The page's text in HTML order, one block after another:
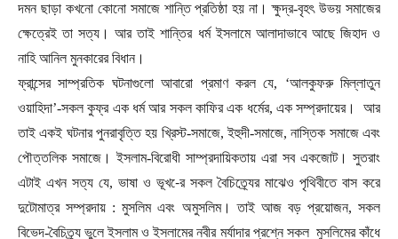
দমন ছাড়া কখনো কোনো সমাজে শান্তি প্রতিষ্ঠা হয় না। ক্ষুদ্র-বৃহৎ উভয় সমাজের
ক্ষেত্রেই তা সত্য। আর তাই শান্তির ধর্ম ইসলামে আলাদাভাবে আছে জিহাদ ও
নাহি আনিল মুনকারের বিধান।
ফ্রান্সের সাম্প্রতিক ঘটনাগুলো আবারো প্রমাণ করল যে, ‘আলকুফরু মিল্লাতুন
ওয়াহিদা’-সকল কুফ্র এক ধর্ম আর সকল কাফির এক ধর্মের,এক সম্প্রদায়ের।
আর
তাই একই ঘটনার পুনরাবৃত্তি হয় খ্রিস্ট-সমাজে,ইহুদী-সমাজে,নাস্তিক সমাজে এবং
পৌত্তলিক সমাজে। ইসলাম-বিরোধী সাম্প্রদায়িকতায় এরা সব একজোট। সুতরাং
এটাই এখন সত্য যে, ভাষা ও ভূখ-ের সকল বৈচিত্র্যের মাঝেও পৃথিবীতে বাস করে
দুটোমাত্র সম্প্রদায় : মুসলিম এবং অমুসলিম। তাই আজ বড় প্রয়োজন,সকল
বিভেদ-বৈচিত্র্য ভুলে ইসলাম ও ইসলামের নবীর মর্যাদার প্রশ্নে সকলমুসলিমের কাঁধে